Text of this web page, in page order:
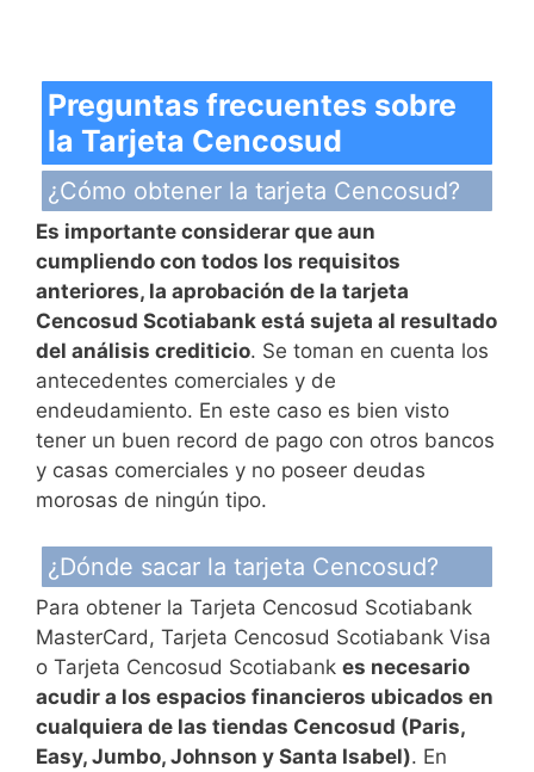
Preguntas frecuentes sobre
la Tarjeta Cencosud
¿Cómo obtener la tarjeta Cencosud?
Es importante considerar que aun
cumpliendo con todos los requisitos
anteriores, la aprobación de la tarjeta
Cencosud Scotiabank está sujeta al resultado
del análisis crediticio. Se toman en cuenta los
antecedentes comerciales y de
endeudamiento. En este caso es bien visto
tener un buen record de pago con otros bancos
y casas comerciales y no poseer deudas
morosas de ningún tipo.
¿Dónde sacar la tarjeta Cencosud?
Para obtener la Tarjeta Cencosud Scotiabank
MasterCard, Tarjeta Cencosud Scotiabank Visa
o Tarjeta Cencosud Scotiabank es necesario
acudir a los espacios financieros ubicados en
cualquiera de las tiendas Cencosud (Paris,
Easy, Jumbo, Johnson y Santa Isabel). En